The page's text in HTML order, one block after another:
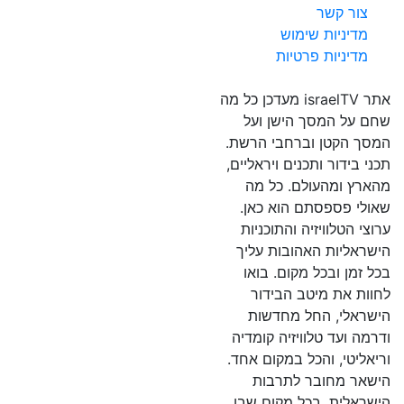
צור קשר
מדיניות שימוש
מדיניות פרטיות
אתר israelTV מעדכן כל מה
שחם על המסך הישן ועל
המסך הקטן וברחבי הרשת.
תכני בידור ותכנים ויראליים,
מהארץ ומהעולם. כל מה
שאולי פספסתם הוא כאן.
ערוצי הטלוויזיה והתוכניות
הישראליות האהובות עליך
בכל זמן ובכל מקום. בואו
לחוות את מיטב הבידור
הישראלי, החל מחדשות
ודרמה ועד טלוויזיה קומדיה
וריאליטי, והכל במקום אחד.
הישאר מחובר לתרבות